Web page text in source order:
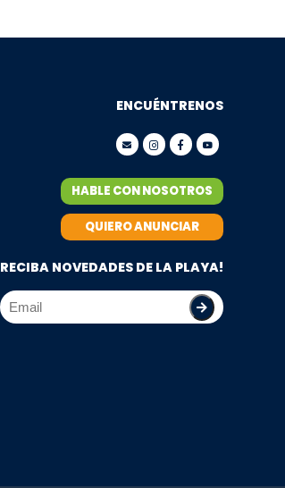
ENCUÉNTRENOS
HABLE CON NOSOTROS
QUIERO ANUNCIAR
RECIBA NOVEDADES DE LA PLAYA!